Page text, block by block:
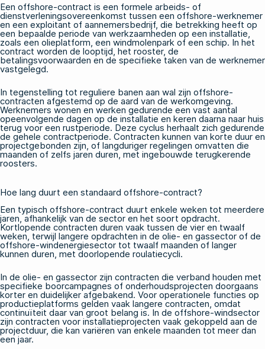
Een offshore-contract is een formele arbeids- of
dienstverleningsovereenkomst tussen een offshore-werknemer
en een exploitant of aannemersbedrijf, die betrekking heeft op
een bepaalde periode van werkzaamheden op een installatie,
zoals een olieplatform, een windmolenpark of een schip. In het
contract worden de looptijd, het rooster, de
betalingsvoorwaarden en de specifieke taken van de werknemer
vastgelegd.
In tegenstelling tot reguliere banen aan wal zijn offshore-
contracten afgestemd op de aard van de werkomgeving.
Werknemers wonen en werken gedurende een vast aantal
opeenvolgende dagen op de installatie en keren daarna naar huis
terug voor een rustperiode. Deze cyclus herhaalt zich gedurende
de gehele contractperiode. Contracten kunnen van korte duur en
projectgebonden zijn, of langduriger regelingen omvatten die
maanden of zelfs jaren duren, met ingebouwde terugkerende
roosters.
Hoe lang duurt een standaard offshore-contract?
Een typisch offshore-contract duurt enkele weken tot meerdere
jaren, afhankelijk van de sector en het soort opdracht.
Kortlopende contracten duren vaak tussen de vier en twaalf
weken, terwijl langere opdrachten in de olie- en gassector of de
offshore-windenergiesector tot twaalf maanden of langer
kunnen duren, met doorlopende roulatiecycli.
In de olie- en gassector zijn contracten die verband houden met
specifieke boorcampagnes of onderhoudsprojecten doorgaans
korter en duidelijker afgebakend. Voor operationele functies op
productieplatforms gelden vaak langere contracten, omdat
continuïteit daar van groot belang is. In de offshore-windsector
zijn contracten voor installatieprojecten vaak gekoppeld aan de
projectduur, die kan variëren van enkele maanden tot meer dan
een jaar.